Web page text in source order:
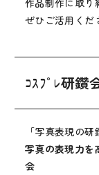
作品制作に取り
ぜひご活用くだ
ｺｽﾌﾟﾚ研鑽
「写真表現の研
写真の表現力を
会